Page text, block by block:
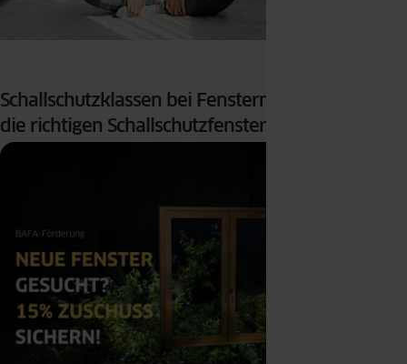
Schallschutzklassen bei Fenstern: Wie wählt man
die richtigen Schallschutzfenster aus?